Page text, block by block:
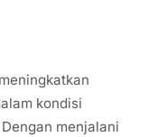
kondisi
menjalani